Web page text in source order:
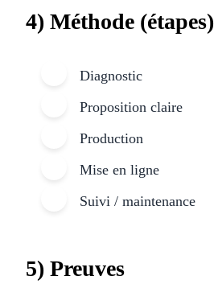
4) Méthode (étapes)
Diagnostic
Proposition claire
Production
Mise en ligne
Suivi / maintenance
5) Preuves